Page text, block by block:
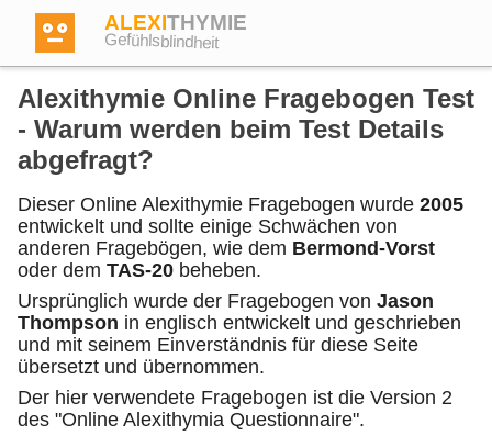
ALEXITHYMIE
Gefühlsblindheit
Test
Dictionary
Forum
Alexithymie Online Fragebogen Test
- Warum werden beim Test Details
abgefragt?
Dieser Online Alexithymie Fragebogen wurde 2005
entwickelt und sollte einige Schwächen von
anderen Fragebögen, wie dem Bermond-Vorst
oder dem TAS-20 beheben.
Ursprünglich wurde der Fragebogen von Jason
Thompson in englisch entwickelt und geschrieben
und mit seinem Einverständnis für diese Seite
übersetzt und übernommen.
Der hier verwendete Fragebogen ist die Version 2
des "Online Alexithymia Questionnaire".